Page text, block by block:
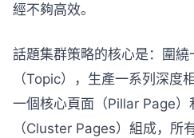
經不夠高效。
話題集群策略的核心是：圍繞
（Topic），生產一系列深度
一個核心頁面（Pillar Page）
（Cluster Pages）組成，所